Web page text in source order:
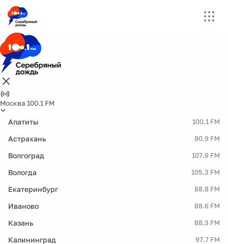
Москва 100.1 FM
Апатиты 100.1 FM
Астрахань 90.9 FM
Волгоград 107.9 FM
Вологда 105.3 FM
Екатеринбург 88.8 FM
Иваново 88.6 FM
Казань 88.3 FM
Калининград 97.7 FM